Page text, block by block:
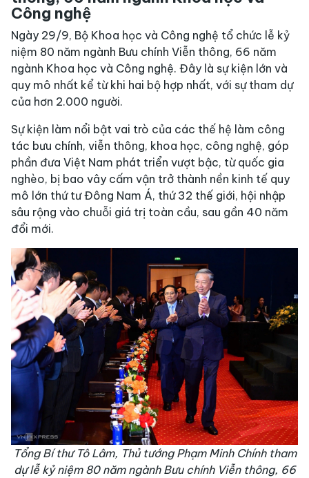
Công nghệ
Ngày 29/9, Bộ Khoa học và Công nghệ tổ chức lễ kỷ
niệm 80 năm ngành Bưu chính Viễn thông, 66 năm
ngành Khoa học và Công nghệ. Đây là sự kiện lớn và
quy mô nhất kể từ khi hai bộ hợp nhất, với sự tham dự
của hơn 2.000 người.
Sự kiện làm nổi bật vai trò của các thế hệ làm công
tác bưu chính, viễn thông, khoa học, công nghệ, góp
phần đưa Việt Nam phát triển vượt bậc, từ quốc gia
nghèo, bị bao vây cấm vận trở thành nền kinh tế quy
mô lớn thứ tư Đông Nam Á, thứ 32 thế giới, hội nhập
sâu rộng vào chuỗi giá trị toàn cầu, sau gần 40 năm
đổi mới.
Tổng Bí thư Tô Lâm, Thủ tướng Phạm Minh Chính tham
dự lễ kỷ niệm 80 năm ngành Bưu chính Viễn thông, 66